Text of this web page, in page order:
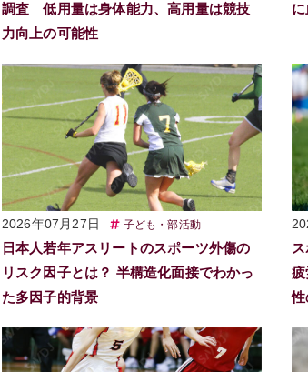
調査 低用量は身体能力、高用量は競技
力向上の可能性
2026年07月27日 子ども・部活動
日本人若年アスリートのスポーツ外傷の
リスク因子とは？ 半構造化面接でわかっ
た多因子的背景
疲
性